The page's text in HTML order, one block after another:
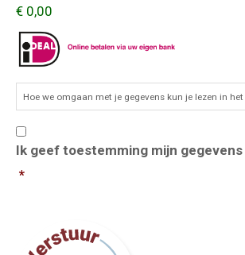
€ 0,00
Toestemming *
Hoe we omgaan met je gegevens kun je lezen in het
Ik geef toestemming mijn
*